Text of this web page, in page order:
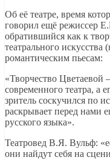
Об её театре, время
говорил ещё режиссер
обратившийся как к
театрального искусства
романтическим пьесам:
«Творчество Цветаевой
современного театра, а
зритель соскучился по
раскрывает перед нами
русского языка».
Театровед В.Я. Вульф:
они найдут себя на